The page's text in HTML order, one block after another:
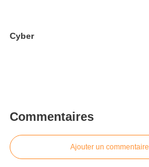
Cyber
Commentaires
Ajouter un commentaire